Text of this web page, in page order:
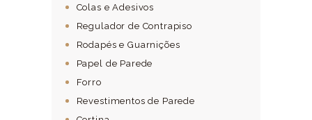
Colas e Adesivos
Regulador de Contrapiso
Rodapés e Guarnições
Papel de Parede
Forro
Revestimentos de Parede